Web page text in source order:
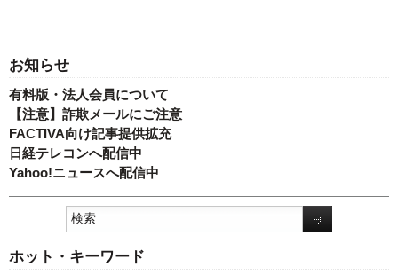
お知らせ
有料版・法人会員について
【注意】詐欺メールにご注意
FACTIVA向け記事提供拡充
日経テレコンへ配信中
Yahoo!ニュースへ配信中
ホット・キーワード